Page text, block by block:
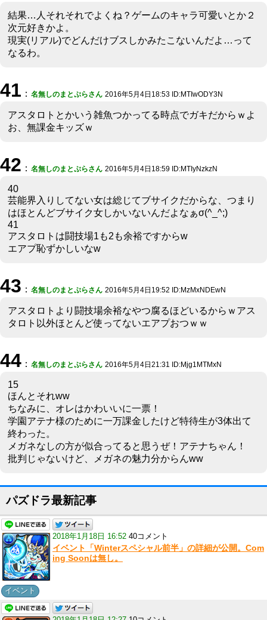
結果…人それそれでよくね？ゲームのキャラ可愛いとか２
次元好きかよ。
現実(リアル)でどんだけブスしかみたこないんだよ…って
なるわ。
41 ： 名無しのまとぷらさん 2016年5月4日18:53 ID:MTIwODY3N
アスタロトとかいう雑魚つかってる時点でガキだからｗよ
お、無課金キッズｗ
42 ： 名無しのまとぷらさん 2016年5月4日18:59 ID:MTIyNzkzN
40
芸能界入りしてない女は総じてブサイクだからな、つまり
はほとんどブサイク女しかいないんだよなぁσ(^_^;)
41
アスタロトは闘技場1も2も余裕ですからw
エアプ恥ずかしいなw
43 ： 名無しのまとぷらさん 2016年5月4日19:52 ID:MzMxNDEwN
アスタロトより闘技場余裕なやつ腐るほどいるからｗアス
タロト以外ほとんど使ってないエアプおつｗｗ
44 ： 名無しのまとぷらさん 2016年5月4日21:31 ID:Mjg1MTMxN
15
ほんとそれww
ちなみに、オレはかわいいに一票！
学園アテナ様のために一万課金したけど特待生が3体出て
終わった。
メガネなしの方が似合ってると思うぜ！アテナちゃん！
批判じゃないけど、メガネの魅力分からんww
パズドラ最新記事
2018年1月18日 16:52 40コメント
イベント「Winterスペシャル前半」の詳細が公開。Com
ing Soonは無し。
イベント